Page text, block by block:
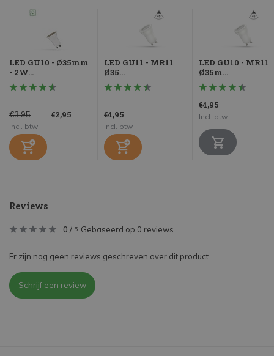
LED GU10 - Ø35mm
- 2W...
€3,95 €2,95
Incl. btw
LED GU11 - MR11
Ø35...
€4,95
Incl. btw
LED GU10 - MR11
Ø35m...
€4,95
Incl. btw
Reviews
0 / 5 Gebaseerd op 0 reviews
Er zijn nog geen reviews geschreven over dit product..
Schrijf een review